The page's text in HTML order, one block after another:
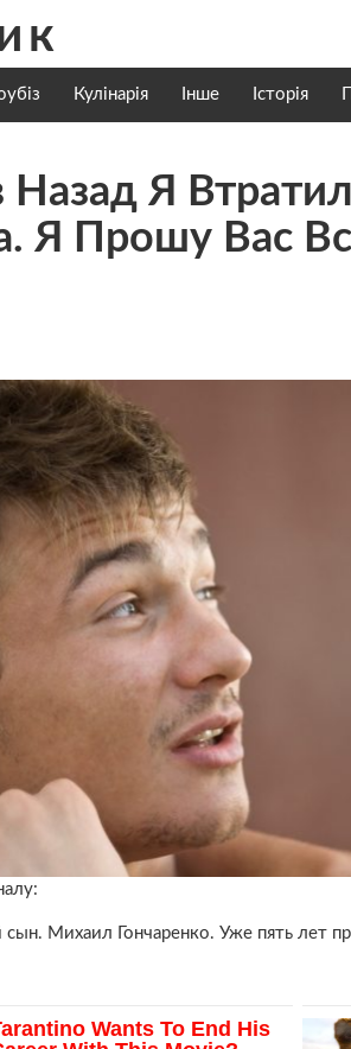
Кулінарія Інше Історія
Назад Я
Я Прошу Вас
сын. Михаил Гончаренко. Уже пять лет